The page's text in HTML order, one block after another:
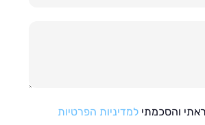
למדיניות הפרטיות